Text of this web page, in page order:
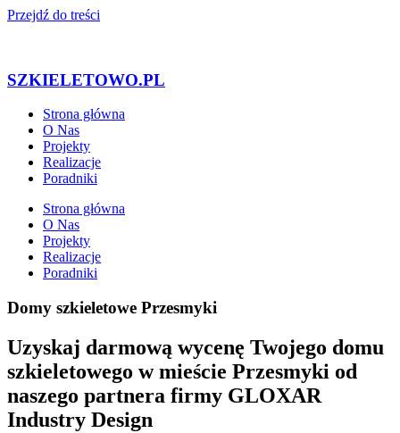
Przejdź do treści
SZKIELETOWO.PL
Strona główna
O Nas
Projekty
Realizacje
Poradniki
Strona główna
O Nas
Projekty
Realizacje
Poradniki
Domy szkieletowe Przesmyki
Uzyskaj darmową wycenę Twojego domu
szkieletowego w mieście Przesmyki od
naszego partnera firmy GLOXAR
Industry Design